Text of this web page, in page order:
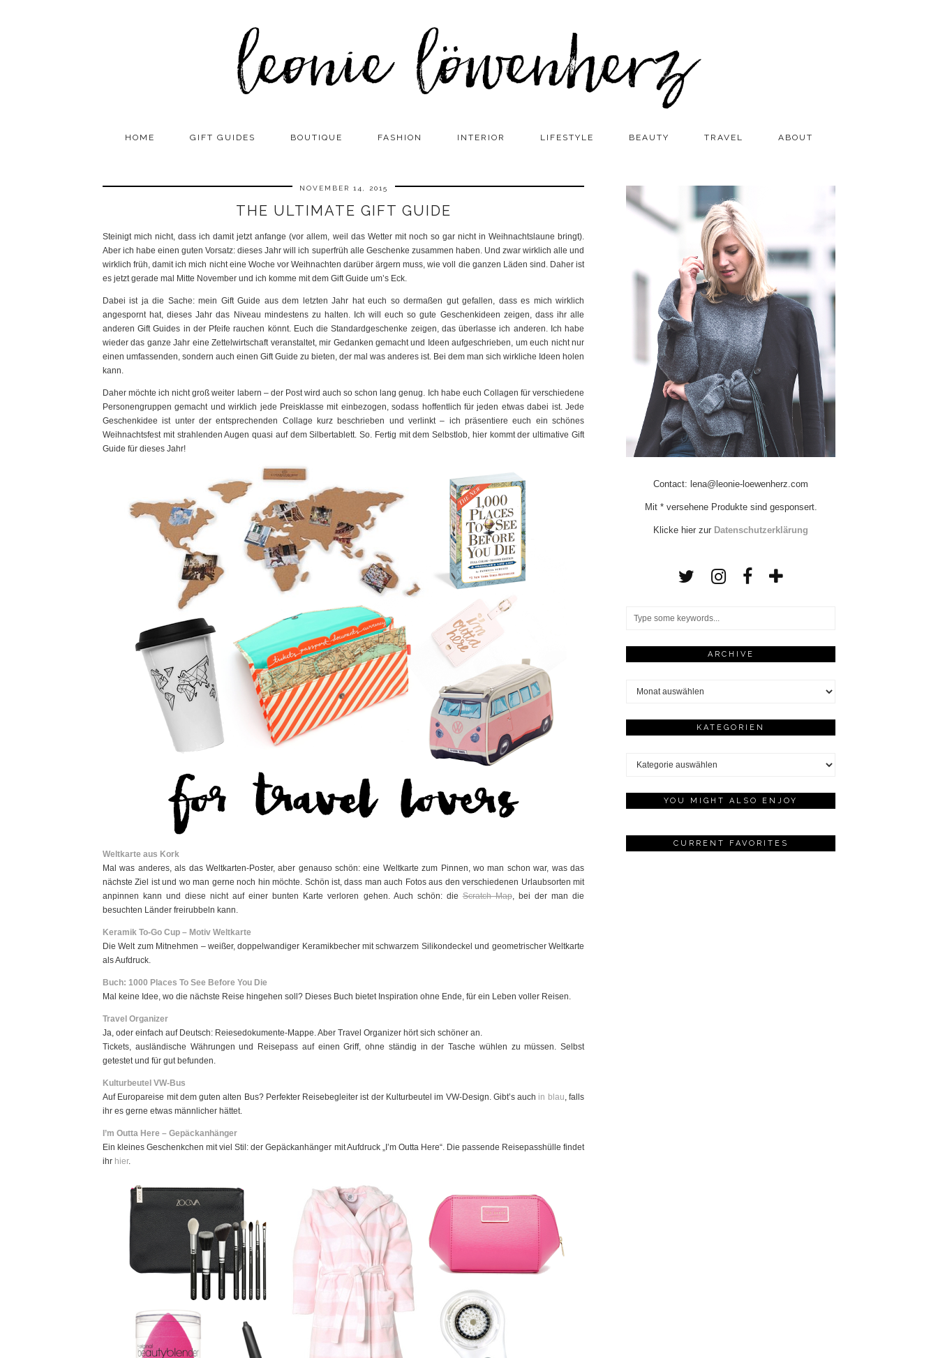
HOME GIFT GUIDES BOUTIQUE FASHION INTERIOR LIFESTYLE BEAUTY TRAVEL ABOUT
NOVEMBER 14, 2015
THE ULTIMATE GIFT GUIDE
Steinigt mich nicht, dass ich damit jetzt anfange (vor allem, weil das Wetter mit noch so gar nicht in Weihnachtslaune bringt).
Aber ich habe einen guten Vorsatz: dieses Jahr will ich superfrüh alle Geschenke zusammen haben. Und zwar wirklich alle und
wirklich früh, damit ich mich nicht eine Woche vor Weihnachten darüber ärgern muss, wie voll die ganzen Läden sind. Daher ist
es jetzt gerade mal Mitte November und ich komme mit dem Gift Guide um’s Eck.
Dabei ist ja die Sache: mein Gift Guide aus dem letzten Jahr hat euch so dermaßen gut gefallen, dass es mich wirklich
angespornt hat, dieses Jahr das Niveau mindestens zu halten. Ich will euch so gute Geschenkideen zeigen, dass ihr alle
anderen Gift Guides in der Pfeife rauchen könnt. Euch die Standardgeschenke zeigen, das überlasse ich anderen. Ich habe
wieder das ganze Jahr eine Zettelwirtschaft veranstaltet, mir Gedanken gemacht und Ideen aufgeschrieben, um euch nicht nur
einen umfassenden, sondern auch einen Gift Guide zu bieten, der mal was anderes ist. Bei dem man sich wirkliche Ideen holen
kann.
Daher möchte ich nicht groß weiter labern – der Post wird auch so schon lang genug. Ich habe euch Collagen für verschiedene
Personengruppen gemacht und wirklich jede Preisklasse mit einbezogen, sodass hoffentlich für jeden etwas dabei ist. Jede
Geschenkidee ist unter der entsprechenden Collage kurz beschrieben und verlinkt – ich präsentiere euch ein schönes
Weihnachtsfest mit strahlenden Augen quasi auf dem Silbertablett. So. Fertig mit dem Selbstlob, hier kommt der ultimative Gift
Guide für dieses Jahr!
Weltkarte aus Kork
Mal was anderes, als das Weltkarten-Poster, aber genauso schön: eine Weltkarte zum Pinnen, wo man schon war, was das
nächste Ziel ist und wo man gerne noch hin möchte. Schön ist, dass man auch Fotos aus den verschiedenen Urlaubsorten mit
anpinnen kann und diese nicht auf einer bunten Karte verloren gehen. Auch schön: dieScratch Map, bei der man die
besuchten Länder freirubbeln kann.
Keramik To-Go Cup – Motiv Weltkarte
Die Welt zum Mitnehmen – weißer, doppelwandiger Keramikbecher mit schwarzem Silikondeckel und geometrischer Weltkarte
als Aufdruck.
Buch: 1000 Places To See Before You Die
Mal keine Idee, wo die nächste Reise hingehen soll? Dieses Buch bietet Inspiration ohne Ende, für ein Leben voller Reisen.
Travel Organizer
Ja, oder einfach auf Deutsch: Reiesedokumente-Mappe. Aber Travel Organizer hört sich schöner an.
Tickets, ausländische Währungen und Reisepass auf einen Griff, ohne ständig in der Tasche wühlen zu müssen. Selbst
getestet und für gut befunden.
Kulturbeutel VW-Bus
Auf Europareise mit dem guten alten Bus? Perfekter Reisebegleiter ist der Kulturbeutel im VW-Design. Gibt’s auch in blau , falls
ihr es gerne etwas männlicher hättet.
I’m Outta Here – Gepäckanhänger
Ein kleines Geschenkchen mit viel Stil: der Gepäckanhänger mit Aufdruck „I’m Outta Here“. Die passende Reisepasshülle findet
ihr hier.
Contact: lena@leonie-loewenherz.com
Mit * versehene Produkte sind gesponsert.
Klicke hier zur Datenschutzerklärung
ARCHIVE
KATEGORIEN
YOU MIGHT ALSO ENJOY
CURRENT FAVORITES